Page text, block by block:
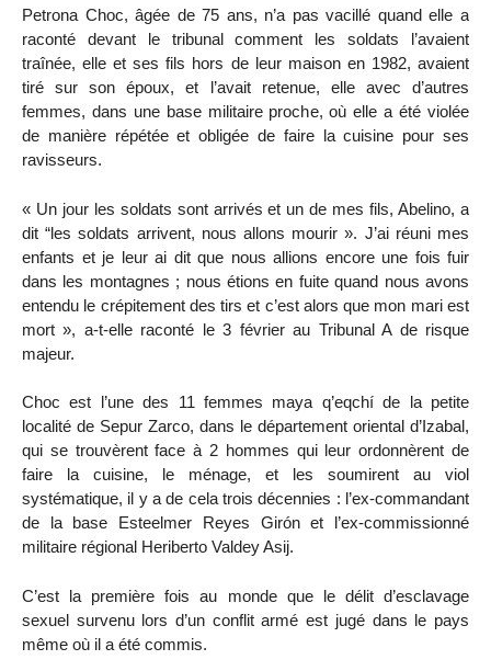
Petrona Choc, âgée de 75 ans, n’a pas vacillé quand elle a
raconté devant le tribunal comment les soldats l’avaient
traînée, elle et ses fils hors de leur maison en 1982, avaient
tiré sur son époux, et l’avait retenue, elle avec d’autres
femmes, dans une base militaire proche, où elle a été violée
de manière répétée et obligée de faire la cuisine pour ses
ravisseurs.
« Un jour les soldats sont arrivés et un de mes fils, Abelino, a
dit “les soldats arrivent, nous allons mourir ». J’ai réuni mes
enfants et je leur ai dit que nous allions encore une fois fuir
dans les montagnes ; nous étions en fuite quand nous avons
entendu le crépitement des tirs et c’est alors que mon mari est
mort », a-t-elle raconté le 3 février au Tribunal A de risque
majeur.
Choc est l’une des 11 femmes maya q’eqchí de la petite
localité de Sepur Zarco, dans le département oriental d’Izabal,
qui se trouvèrent face à 2 hommes qui leur ordonnèrent de
faire la cuisine, le ménage, et les soumirent au viol
systématique, il y a de cela trois décennies : l’ex-commandant
de la base Esteelmer Reyes Girón et l’ex-commissionné
militaire régional Heriberto Valdey Asij.
C’est la première fois au monde que le délit d’esclavage
sexuel survenu lors d’un conflit armé est jugé dans le pays
même où il a été commis.